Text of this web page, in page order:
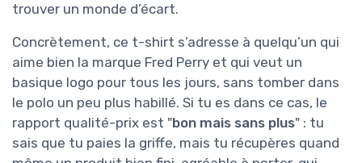
trouver un monde d’écart.
Concrètement, ce t-shirt s’adresse à quelqu’un qui
aime bien la marque Fred Perry et qui veut un
basique logo pour tous les jours, sans tomber dans
le polo un peu plus habillé. Si tu es dans ce cas, le
rapport qualité-prix est "bon mais sans plus" : tu
sais que tu paies la griffe, mais tu récupères quand